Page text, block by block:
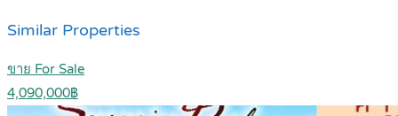
Similar Properties
ขาย For Sale
4,090,000฿